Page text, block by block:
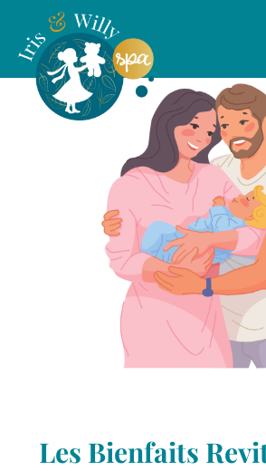
Les Bienfaits